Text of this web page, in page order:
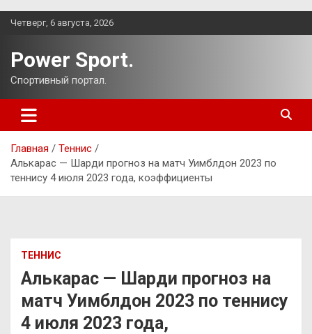
Перейти
Четверг, 6 августа, 2026
Power Sport.
Спортивный портал.
Главная
Теннис
Алькарас — Шарди прогноз на матч Уимблдон 2023 по
теннису 4 июля 2023 года, коэффициенты
ТЕННИС
Алькарас — Шарди прогноз на
матч Уимблдон 2023 по теннису
4 июля 2023 года,